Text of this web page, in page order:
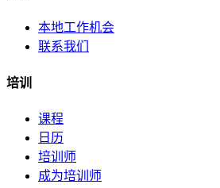
本地工作机会
联系我们
培训
课程
日历
培训师
成为培训师